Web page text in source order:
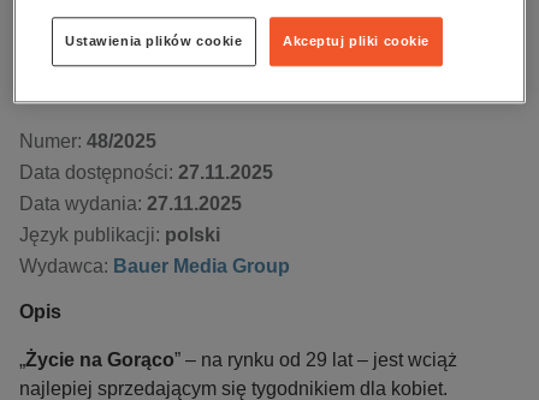
Numery archiwalne
Numer: 48/2025
Data dostępności: 27.11.2025
Data wydania: 27.11.2025
Język publikacji: polski
Wydawca: Bauer Media Group
Opis
„Życie na Gorąco” – na rynku od 29 lat – jest wciąż
najlepiej sprzedającym się tygodnikiem dla kobiet.
Akceptuj pliki cookie
Ustawienia plików cookie